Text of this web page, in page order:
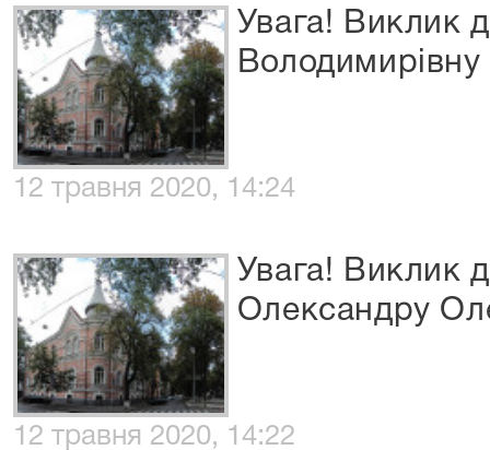
Увага! Виклик
Володимирівну
12 травня 2020, 14:24
Увага! Виклик
Олександру
12 травня 2020, 14:22